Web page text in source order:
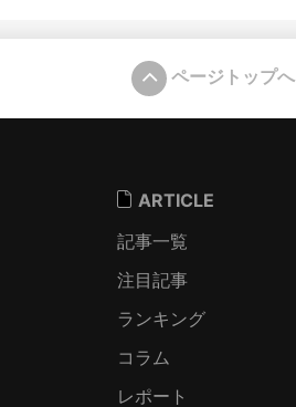
ページトップへ
ARTICLE
記事一覧
注目記事
ランキング
コラム
レポート